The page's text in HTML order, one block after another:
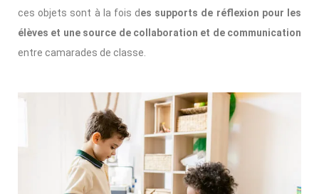
ces objets sont à la fois des supports de réflexion pour les
élèves et une source de collaboration et de communication
entre camarades de classe.